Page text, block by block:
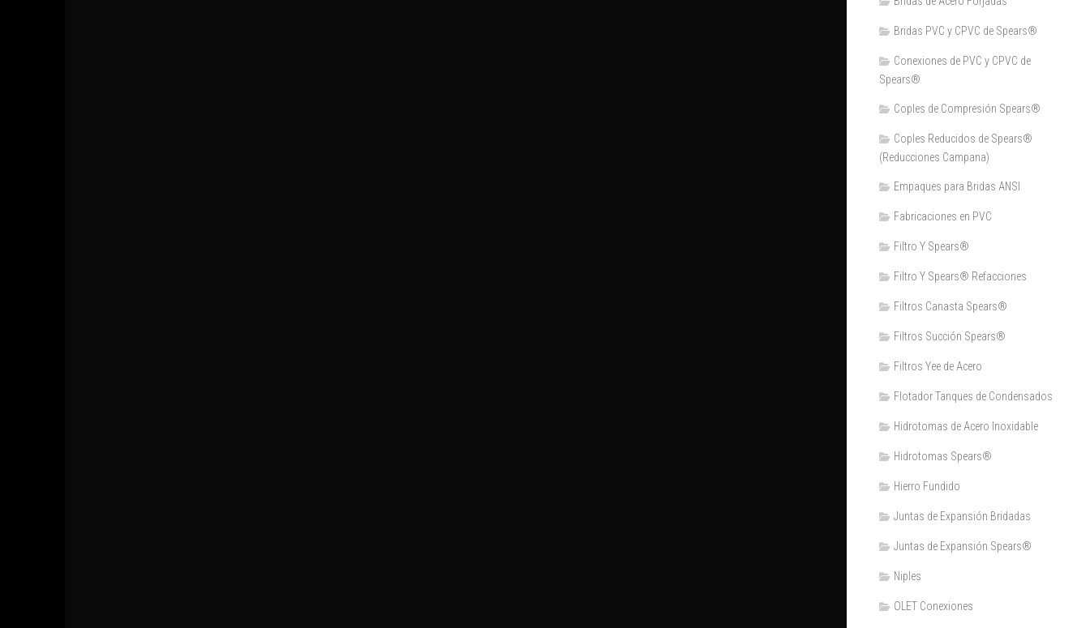
Bridas PVC y CPVC de Spears®
Conexiones de PVC y CPVC de
Spears®
Coples de Compresión Spears®
Coples Reducidos de Spears®
(Reducciones Campana)
Empaques para Bridas ANSI
Fabricaciones en PVC
Filtro Y Spears®
Filtro Y Spears® Refacciones
Filtros Canasta Spears®
Filtros Succión Spears®
Filtros Yee de Acero
Flotador Tanques de Condensados
Hidrotomas de Acero Inoxidable
Hidrotomas Spears®
Hierro Fundido
Juntas de Expansión Bridadas
Juntas de Expansión Spears®
Niples
OLET Conexiones